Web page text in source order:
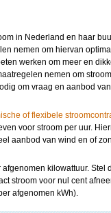
in Nederland en haar
nemen om hiervan
werken om meer en
nemen om
om vraag en aanbod
of flexibele
voor stroom per uur.
aanbod van wind en of
kilowattuur. Stel
stroom voor nul cent
afgenomen kWh).